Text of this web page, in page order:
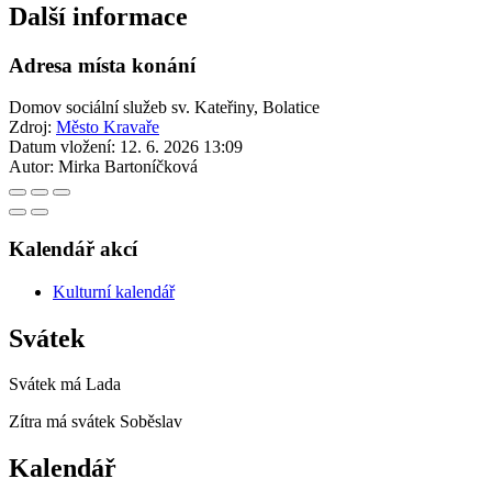
Další informace
Adresa místa konání
Domov sociální služeb sv. Kateřiny, Bolatice
Zdroj: Město Kravaře
Datum vložení: 12. 6. 2026 13:09
Autor: Mirka Bartoníčková
Kalendář akcí
Kulturní kalendář
Svátek
Svátek má Lada
Zítra má svátek Soběslav
Kalendář